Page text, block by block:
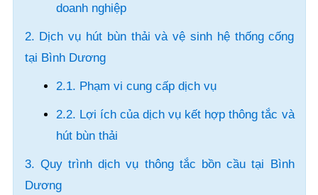
doanh nghiệp
2. Dịch vụ hút bùn thải và vệ sinh hệ thống cống
tại Bình Dương
2.1. Phạm vi cung cấp dịch vụ
2.2. Lợi ích của dịch vụ kết hợp thông tắc và
hút bùn thải
3. Quy trình dịch vụ thông tắc bồn cầu tại Bình
Dương